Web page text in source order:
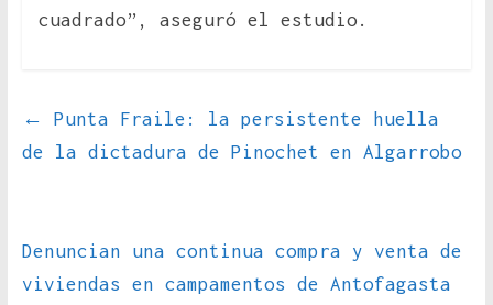
cuadrado”, aseguró el estudio.
←
Punta Fraile: la persistente huella
de la dictadura de Pinochet en Algarrobo
Denuncian una continua compra y venta de
viviendas en campamentos de Antofagasta